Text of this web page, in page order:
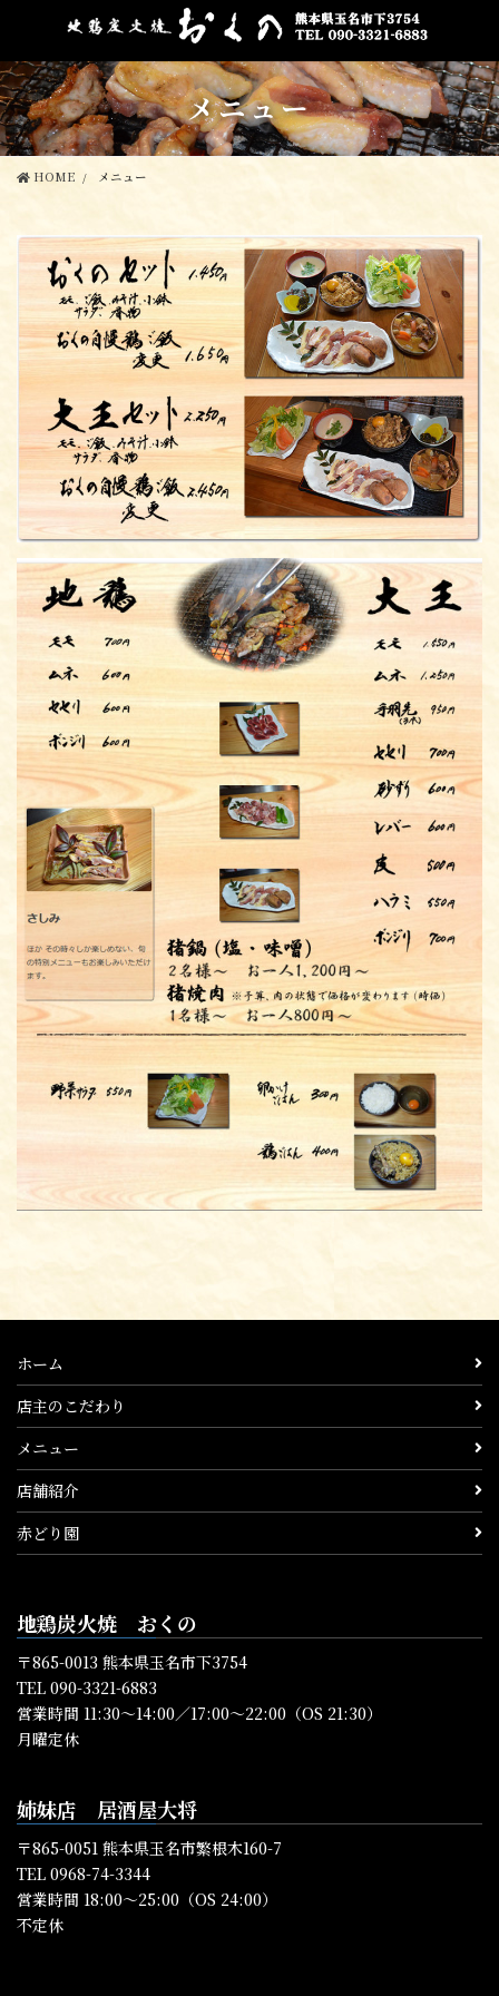
テ
ン
ツ
に
移
ゲ
ー
シ
ョ
ン
メニュー
HOME メニュー
ホーム
店主のこだわり
メニュー
店舗紹介
赤どり園
地鶏炭火焼 おくの
〒865-0013 熊本県玉名市下3754
TEL 090-3321-6883
営業時間 11:30～14:00／17:00～22:00（OS 21:30）
月曜定休
姉妹店 居酒屋大将
〒865-0051 熊本県玉名市繁根木160-7
TEL 0968-74-3344
営業時間 18:00～25:00（OS 24:00）
不定休